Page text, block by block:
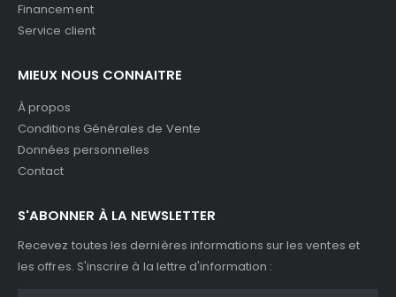
Financement
Service client
MIEUX NOUS CONNAITRE
À propos
Conditions Générales de Vente
Données personnelles
Contact
S'ABONNER À LA NEWSLETTER
Recevez toutes les dernières informations sur les ventes et
les offres. S'inscrire à la lettre d'information :